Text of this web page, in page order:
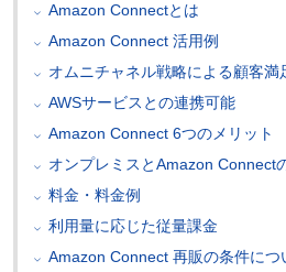
Amazon Connectとは
Amazon Connect 活用例
オムニチャネル戦略による顧客
AWSサービスとの連携可能
Amazon Connect 6つのメリット
オンプレミスとAmazon Connect
料金・料金例
利用量に応じた従量課金
Amazon Connect 再販の条件につ